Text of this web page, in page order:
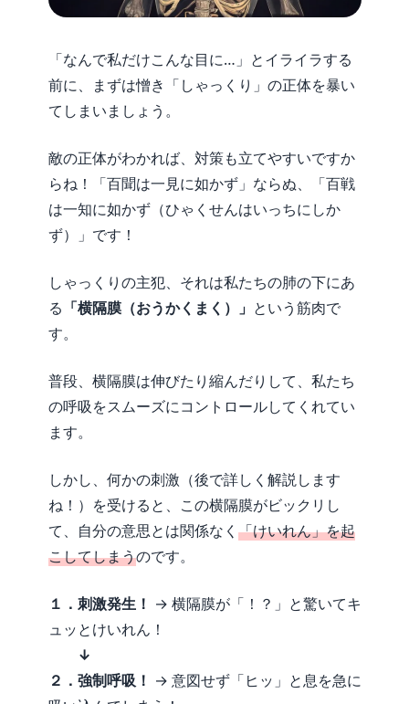
「なんで私だけこんな目に…」とイライラする
前に、まずは憎き「しゃっくり」の正体を暴い
てしまいましょう。
敵の正体がわかれば、対策も立てやすいですか
らね！「百聞は一見に如かず」ならぬ、「百戦
は一知に如かず（ひゃくせんはいっちにしか
ず）」です！
しゃっくりの主犯、それは私たちの肺の下にあ
る 「横隔膜（おうかくまく）」 という筋肉で
す。
普段、横隔膜は伸びたり縮んだりして、私たち
の呼吸をスムーズにコントロールしてくれてい
ます。
しかし、何かの刺激（後で詳しく解説します
ね！）を受けると、この横隔膜がビックリし
て、自分の意思とは関係なく 「けいれん」を起
こしてしまうのです。
１．刺激発生！ → 横隔膜が「！？」と驚いてキ
ュッとけいれん！
↓
２．強制呼吸！ → 意図せず「ヒッ」と息を急に